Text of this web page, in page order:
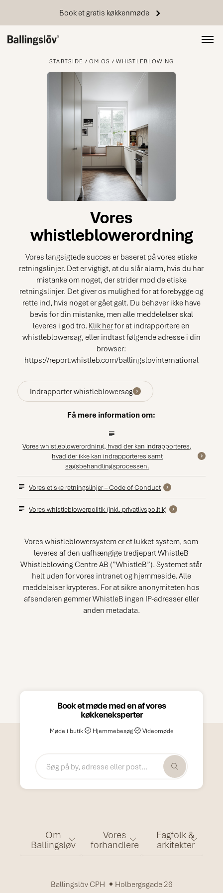
Book et gratis køkkenmøde
STARTSIDE OM OS WHISTLEBLOWING
Vores
whistleblowerordning
Vores langsigtede succes er baseret på vores etiske
retningslinjer. Det er vigtigt, at du slår alarm, hvis du har
mistanke om noget, der strider mod de etiske
retningslinjer. Det giver os mulighed for at forebygge og
rette ind, hvis noget er gået galt. Du behøver ikke have
bevis for din mistanke, men alle meddelelser skal
leveres i god tro. Klik herfor at indrapportere en
whistleblowersag, eller indtast følgende adresse i din
browser:
https://report.whistleb.com/ballingslovinternational
Indrapporter whistleblowersag
Få mere information om:
Vores whistleblowerordning, hvad der kan indrapporteres,
hvad der ikke kan indrapporteres samt
sagsbehandlingsprocessen.
Vores etiske retningslinjer – Code of Conduct
Vores whistleblowerpolitik (inkl. privatlivspolitik)
Vores whistleblowersystem er et lukket system, som
leveres af den uafhængige tredjepart WhistleB
Whistleblowing Centre AB (”WhistleB”). Systemet står
helt uden for vores intranet og hjemmeside. Alle
meddelelser krypteres. For at sikre anonymiteten hos
afsenderen gemmer WhistleB ingen IP-adresser eller
anden metadata.
Book et møde med en af vores
køkkeneksperter
Møde i butik Hjemmebesøg Videomøde
Om
Ballingsløv
Vores
forhandlere
Fagfolk &
arkitekter
Ballingslöv CPH
Holbergsgade 26